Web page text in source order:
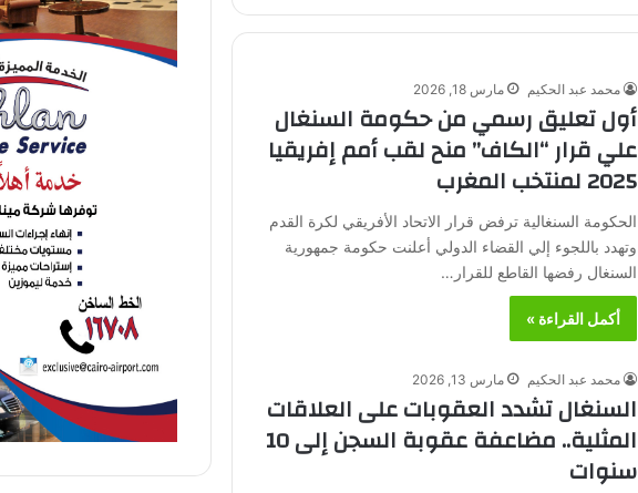
محمد عبد الحكيم مارس 18, 2026
أول تعليق رسمي من حكومة السنغال
علي قرار “الكاف” منح لقب أمم إفريقيا
2025 لمنتخب المغرب
الحكومة السنغالية ترفض قرار الاتحاد الأفريقي لكرة القدم
وتهدد باللجوء إلي القضاء الدولي أعلنت حكومة جمهورية
السنغال رفضها القاطع للقرار…
أكمل القراءة »
محمد عبد الحكيم مارس 13, 2026
السنغال تشدد العقوبات على العلاقات
المثلية.. مضاعفة عقوبة السجن إلى 10
سنوات